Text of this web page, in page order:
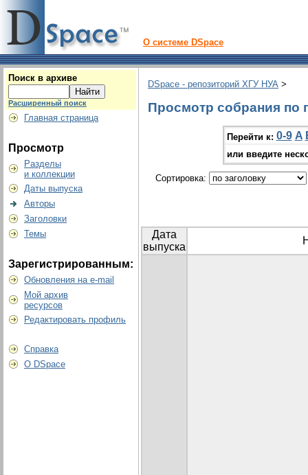
О системе DSpace
Поиск в архиве
Расширенный поиск
Главная страница
Просмотр
Разделы
и коллекции
Даты выпуска
Авторы
Заголовки
Темы
Зарегистрированным:
Обновления на e-mail
Мой архив
ресурсов
Редактировать профиль
Справка
О DSpace
DSpace - репозиторий ХГУ НУА >
Просмотр собрания по
Перейти к: 0-9 A
или введите
Сортировка:
Дата
выпуска